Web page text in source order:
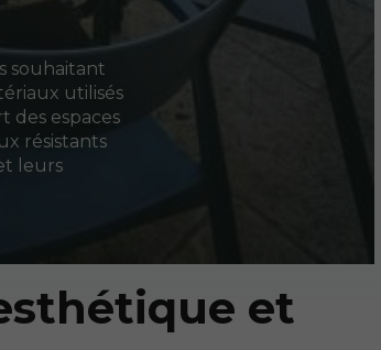
souhaitant
utilisés
des espaces
résistants
leurs
et